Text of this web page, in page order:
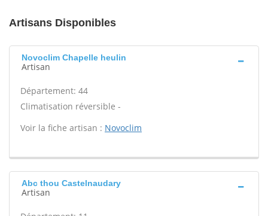
Artisans Disponibles
Novoclim Chapelle heulin
Artisan
Département: 44
Climatisation réversible -
Voir la fiche artisan : Novoclim
Abc thou Castelnaudary
Artisan